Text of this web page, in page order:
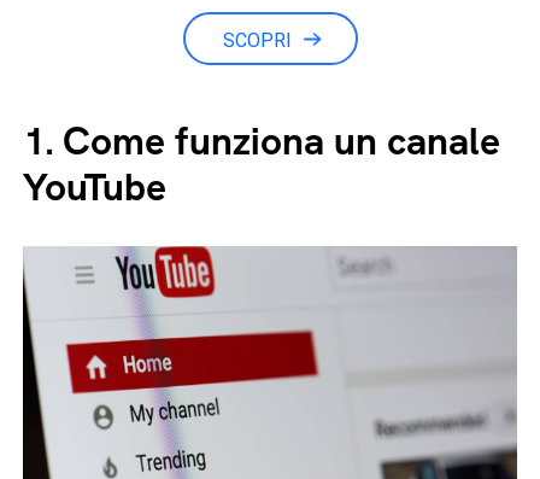
SCOPRI
1. Come funziona un canale
YouTube